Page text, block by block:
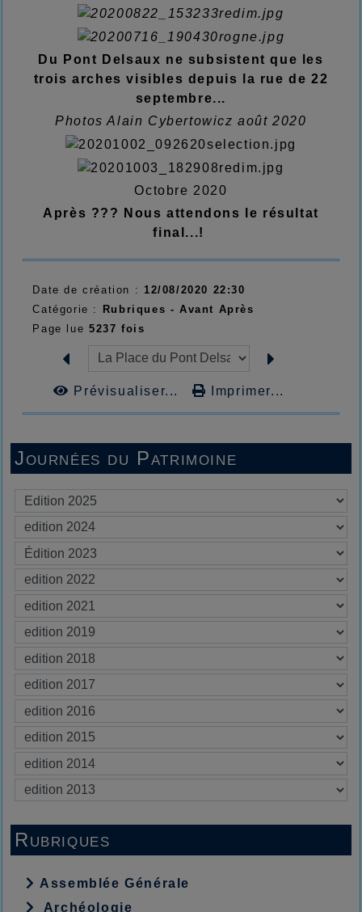
Journées du Patrimoine
Rubriques
Assemblée Générale
Archéologie
Du Pont Delsaux ne subsistent que les
trois arches visibles depuis la rue de 22
septembre...
Photos Alain Cybertowicz août 2020
Octobre 2020
Après ??? Nous attendons le résultat
final...!
Date de création : 12/08/2020 22:30
Catégorie : Rubriques - Avant Après
Page lue 5237 fois
Prévisualiser... Imprimer...